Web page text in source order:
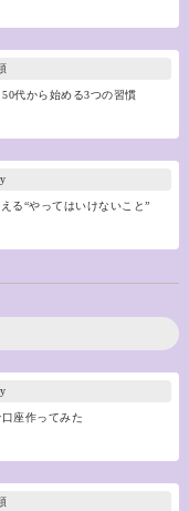
代から始める3つの習慣
る“やってはいけないこと”
座作ってみた